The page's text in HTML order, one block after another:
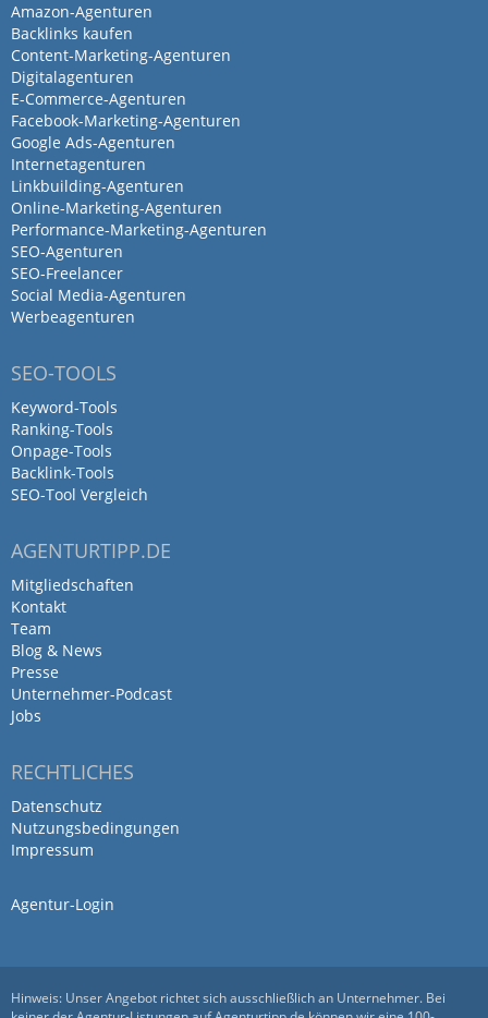
Amazon-Agenturen
Backlinks kaufen
Content-Marketing-Agenturen
Digitalagenturen
E-Commerce-Agenturen
Facebook-Marketing-Agenturen
Google Ads-Agenturen
Internetagenturen
Linkbuilding-Agenturen
Online-Marketing-Agenturen
Performance-Marketing-Agenturen
SEO-Agenturen
SEO-Freelancer
Social Media-Agenturen
Werbeagenturen
SEO-TOOLS
Keyword-Tools
Ranking-Tools
Onpage-Tools
Backlink-Tools
SEO-Tool Vergleich
AGENTURTIPP.DE
Mitgliedschaften
Kontakt
Team
Blog & News
Presse
Unternehmer-Podcast
Jobs
RECHTLICHES
Datenschutz
Nutzungsbedingungen
Impressum
Agentur-Login
Hinweis: Unser Angebot richtet sich ausschließlich an Unternehmer. Bei